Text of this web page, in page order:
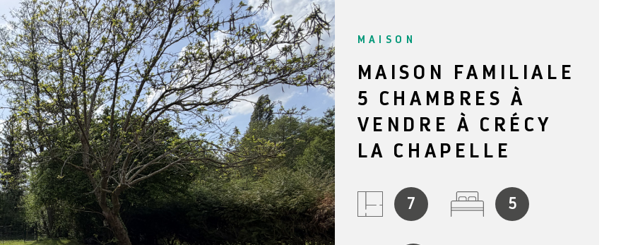
MAISON
MAISON FAMILIALE
5 CHAMBRES À
VENDRE À CRÉCY
LA CHAPELLE
7 5